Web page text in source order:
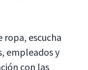
ropa, escucha
empleados y
con las